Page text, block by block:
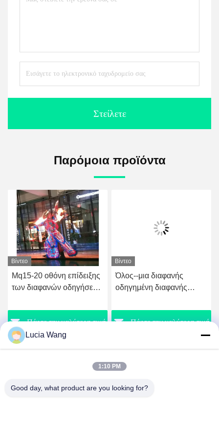
Στείλετε
Παρόμοια προϊόντα
Βίντεο
Mq15-20 οθόνη επίδειξης
των διαφανών οδηγήσεων
800*1500 χιλ.
Πάρτε την καλύτερη τιμή
Βίντεο
Όλος--μια διαφανής
οδηγημένη διαφανής
μηχανών P0816 επίδειξης
παραθύρων
Πάρτε την καλύτερη τιμή
Hunan Caiyi Photoelectric Technology Co., Ltd
Lucia Wang
1:10 PM
Good day, what product are you looking for?